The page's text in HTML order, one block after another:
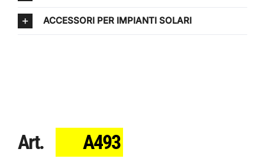
Art. A493
ACCESSORI PER IMPIANTI SOLARI